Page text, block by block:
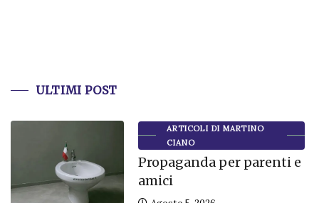
ULTIMI POST
ARTICOLI DI MARTINO
CIANO
Propaganda per parenti e
amici